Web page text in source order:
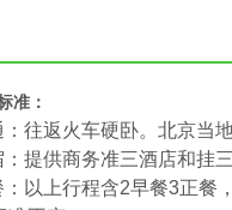
准：
：往返火车硬卧。北京当
：提供商务准三酒店和挂
：以上行程含2早餐3正餐